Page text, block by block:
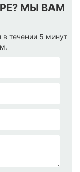
МЫ ВАМ
течении 5 минут